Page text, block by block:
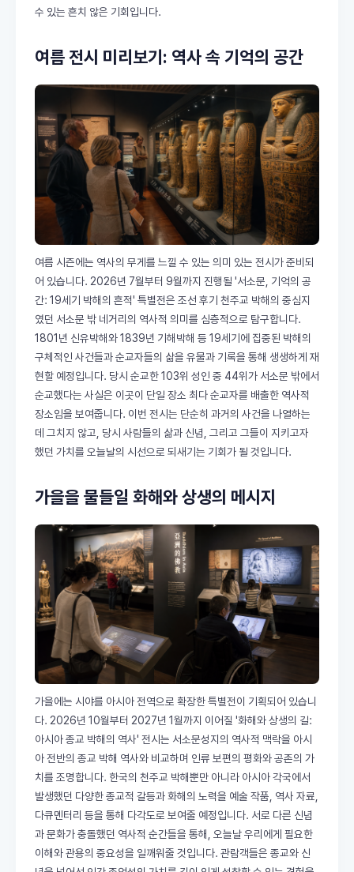
수 있는 흔치 않은 기회입니다.
여름 전시 미리보기: 역사 속 기억의 공간
여름 시즌에는 역사의 무게를 느낄 수 있는 의미 있는 전시가 준비되
어 있습니다. 2026년 7월부터 9월까지 진행될 '서소문, 기억의 공
간: 19세기 박해의 흔적' 특별전은 조선 후기 천주교 박해의 중심지
였던 서소문 밖 네거리의 역사적 의미를 심층적으로 탐구합니다.
1801년 신유박해와 1839년 기해박해 등 19세기에 집중된 박해의
구체적인 사건들과 순교자들의 삶을 유물과 기록을 통해 생생하게 재
현할 예정입니다. 당시 순교한 103위 성인 중 44위가 서소문 밖에서
순교했다는 사실은 이곳이 단일 장소 최다 순교자를 배출한 역사적
장소임을 보여줍니다. 이번 전시는 단순히 과거의 사건을 나열하는
데 그치지 않고, 당시 사람들의 삶과 신념, 그리고 그들이 지키고자
했던 가치를 오늘날의 시선으로 되새기는 기회가 될 것입니다.
가을을 물들일 화해와 상생의 메시지
가을에는 시야를 아시아 전역으로 확장한 특별전이 기획되어 있습니
다. 2026년 10월부터 2027년 1월까지 이어질 '화해와 상생의 길:
아시아 종교 박해의 역사' 전시는 서소문성지의 역사적 맥락을 아시
아 전반의 종교 박해 역사와 비교하며 인류 보편의 평화와 공존의 가
치를 조명합니다. 한국의 천주교 박해뿐만 아니라 아시아 각국에서
발생했던 다양한 종교적 갈등과 화해의 노력을 예술 작품, 역사 자료,
다큐멘터리 등을 통해 다각도로 보여줄 예정입니다. 서로 다른 신념
과 문화가 충돌했던 역사적 순간들을 통해, 오늘날 우리에게 필요한
이해와 관용의 중요성을 일깨워줄 것입니다. 관람객들은 종교와 신